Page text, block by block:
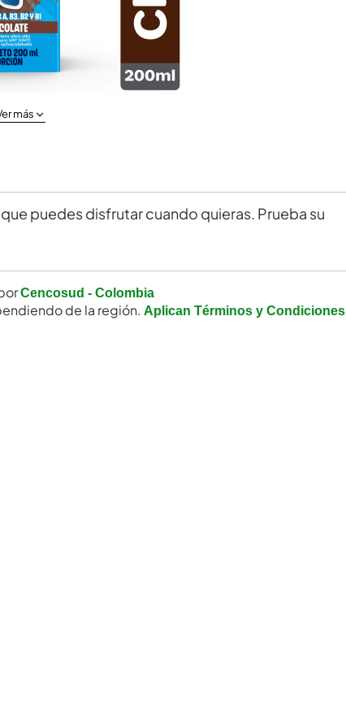
más
puedes disfrutar cuando quieras. Prueba su
Cencosud - Colombia
de la región. Aplican Términos y Condiciones